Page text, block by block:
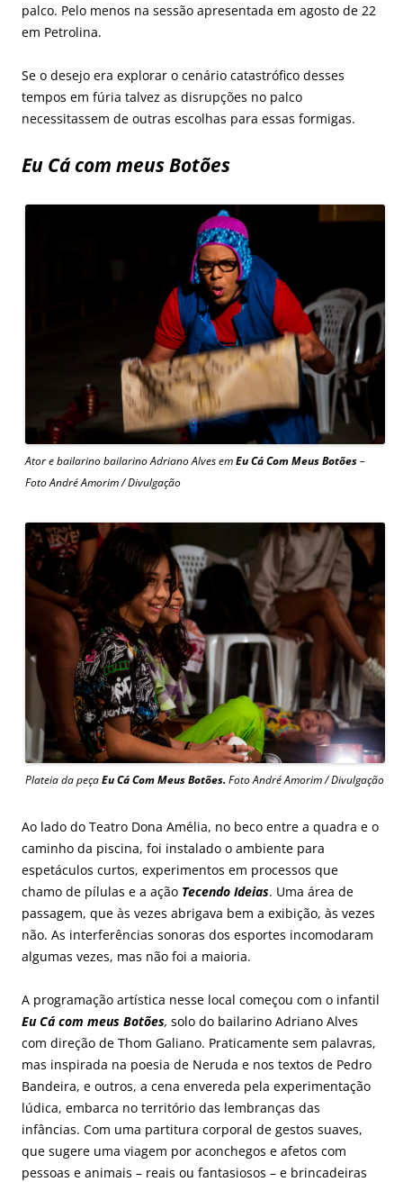
palco. Pelo menos na sessão apresentada em agosto de 22
em Petrolina.
Se o desejo era explorar o cenário catastrófico desses
tempos em fúria talvez as disrupções no palco
necessitassem de outras escolhas para essas formigas.
Eu Cá com meus Botões
Ator e bailarino bailarino Adriano Alves emEu Cá Com Meus Botões–
Foto André Amorim / Divulgação
Plateia da peçaEu Cá Com Meus Botões. Foto André Amorim / Divulgação
Ao lado do Teatro Dona Amélia, no beco entre a quadra e o
caminho da piscina, foi instalado o ambiente para
espetáculos curtos, experimentos em processos que
chamo de pílulas e a ação Tecendo Ideias. Uma área de
passagem, que às vezes abrigava bem a exibição, às vezes
não. As interferências sonoras dos esportes incomodaram
algumas vezes, mas não foi a maioria.
A programação artística nesse local começou com o infantil
Eu Cá com meus Botões, solo do bailarino Adriano Alves
com direção de Thom Galiano. Praticamente sem palavras,
mas inspirada na poesia de Neruda e nos textos de Pedro
Bandeira, e outros, a cena envereda pela experimentação
lúdica, embarca no território das lembranças das
infâncias. Com uma partitura corporal de gestos suaves,
que sugere uma viagem por aconchegos e afetos com
pessoas e animais – reais ou fantasiosos – e brincadeiras